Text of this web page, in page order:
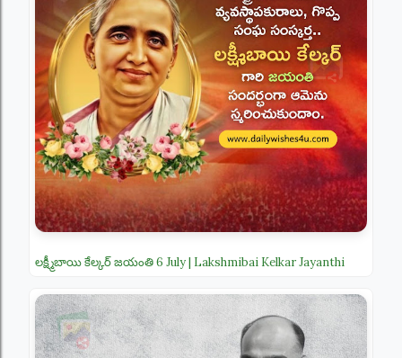
లక్ష్మీబాయి కేల్కర్ జయంతి 6 July | Lakshmibai Kelkar Jayanthi